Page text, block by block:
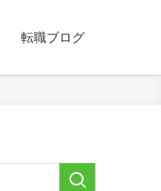
転職ブログ